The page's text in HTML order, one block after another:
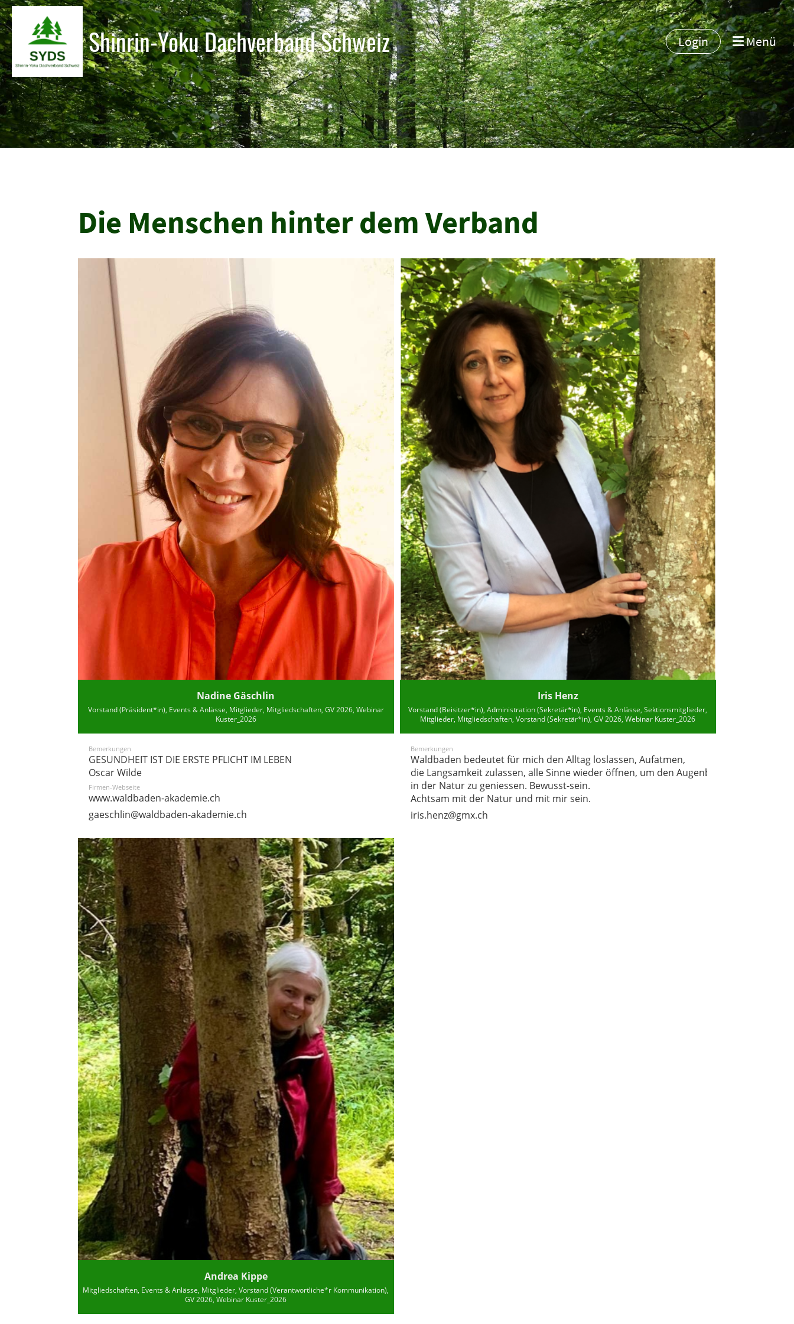
Shinrin-Yoku Dachverband Schweiz Login Menü
Die Menschen hinter dem Verband
Nadine Gäschlin
Vorstand (Präsident*in), Events & Anlässe, Mitglieder, Mitgliedschaften, GV 2026, Webinar
Kuster_2026
Bemerkungen
GESUNDHEIT IST DIE ERSTE PFLICHT IM LEBEN
​Oscar Wilde
Firmen-Webseite
www.waldbaden-akademie.ch
gaeschlin@waldbaden-akademie.ch
Iris Henz
Vorstand (Beisitzer*in), Administration (Sekretär*in), Events & Anlässe, Sektionsmitglieder,
Mitglieder, Mitgliedschaften, Vorstand (Sekretär*in), GV 2026, Webinar Kuster_2026
Bemerkungen
Waldbaden bedeutet für mich den Alltag loslassen, Aufatmen,
die Langsamkeit zulassen, alle Sinne wieder öffnen, um den Augenblick
in der Natur zu geniessen. Bewusst-sein.
Achtsam mit der Natur und mit mir sein.
iris.henz@gmx.ch
Andrea Kippe
Mitgliedschaften, Events & Anlässe, Mitglieder, Vorstand (Verantwortliche*r Kommunikation),
GV 2026, Webinar Kuster_2026